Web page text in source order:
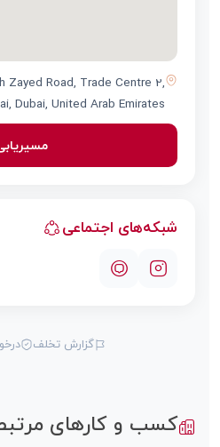
Zayed Road, Trade Centre 2,
Dubai, United Arab Emirates
شبکه‌های اجتماعی
گزارش تخلف
کسب و کارهای